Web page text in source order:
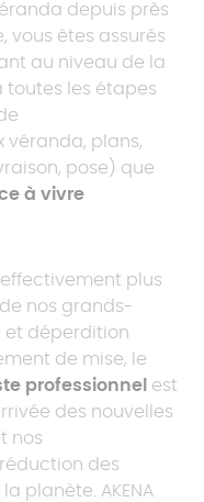
depuis près
vous êtes assurés
au niveau de la
toutes les étapes
véranda, plans,
pose) que
à vivre
plus
nos grands-
et déperdition
de mise, le
professionnel est
des nouvelles
nos
des
planète. AKENA